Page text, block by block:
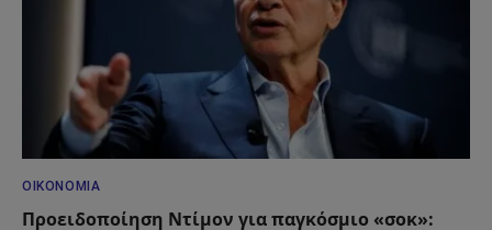
ΟΙΚΟΝΟΜΊΑ
Προειδοποίηση Ντίμον για παγκόσμιο «σοκ»: